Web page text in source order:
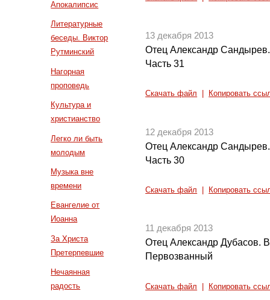
Апокалипсис
Литературные
беседы. Виктор
Рутминский
Нагорная
проповедь
Культура и
христианство
Легко ли быть
молодым
Музыка вне
времени
Евангелие от
Иоанна
За Христа
Претерпевшие
Нечаянная
радость
13 декабря 2013
Отец Александр
Часть 31
Скачать файл Копировать
12 декабря 2013
Отец Александр
Часть 30
Скачать файл Копировать
11 декабря 2013
Отец Александр Дубасов.
Первозванный
Скачать файл Копировать